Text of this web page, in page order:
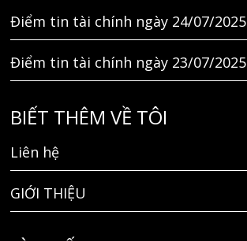
Điểm tin tài chính ngày 24/07/2025
Điểm tin tài chính ngày 23/07/2025
BIẾT THÊM VỀ TÔI
Liên hệ
GIỚI THIỆU